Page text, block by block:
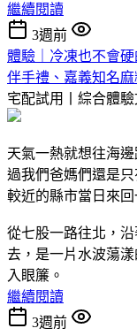
繼續閱讀
3週前
體驗｜冷凍也不會
伴手禮、嘉義知名
宅配試用丨綜合體驗
天氣一熱就想往海
過我們爸媽們還是
較近的縣市當日來回
從七股一路往北，
去，是一片水波蕩
入眼簾。
繼續閱讀
3週前